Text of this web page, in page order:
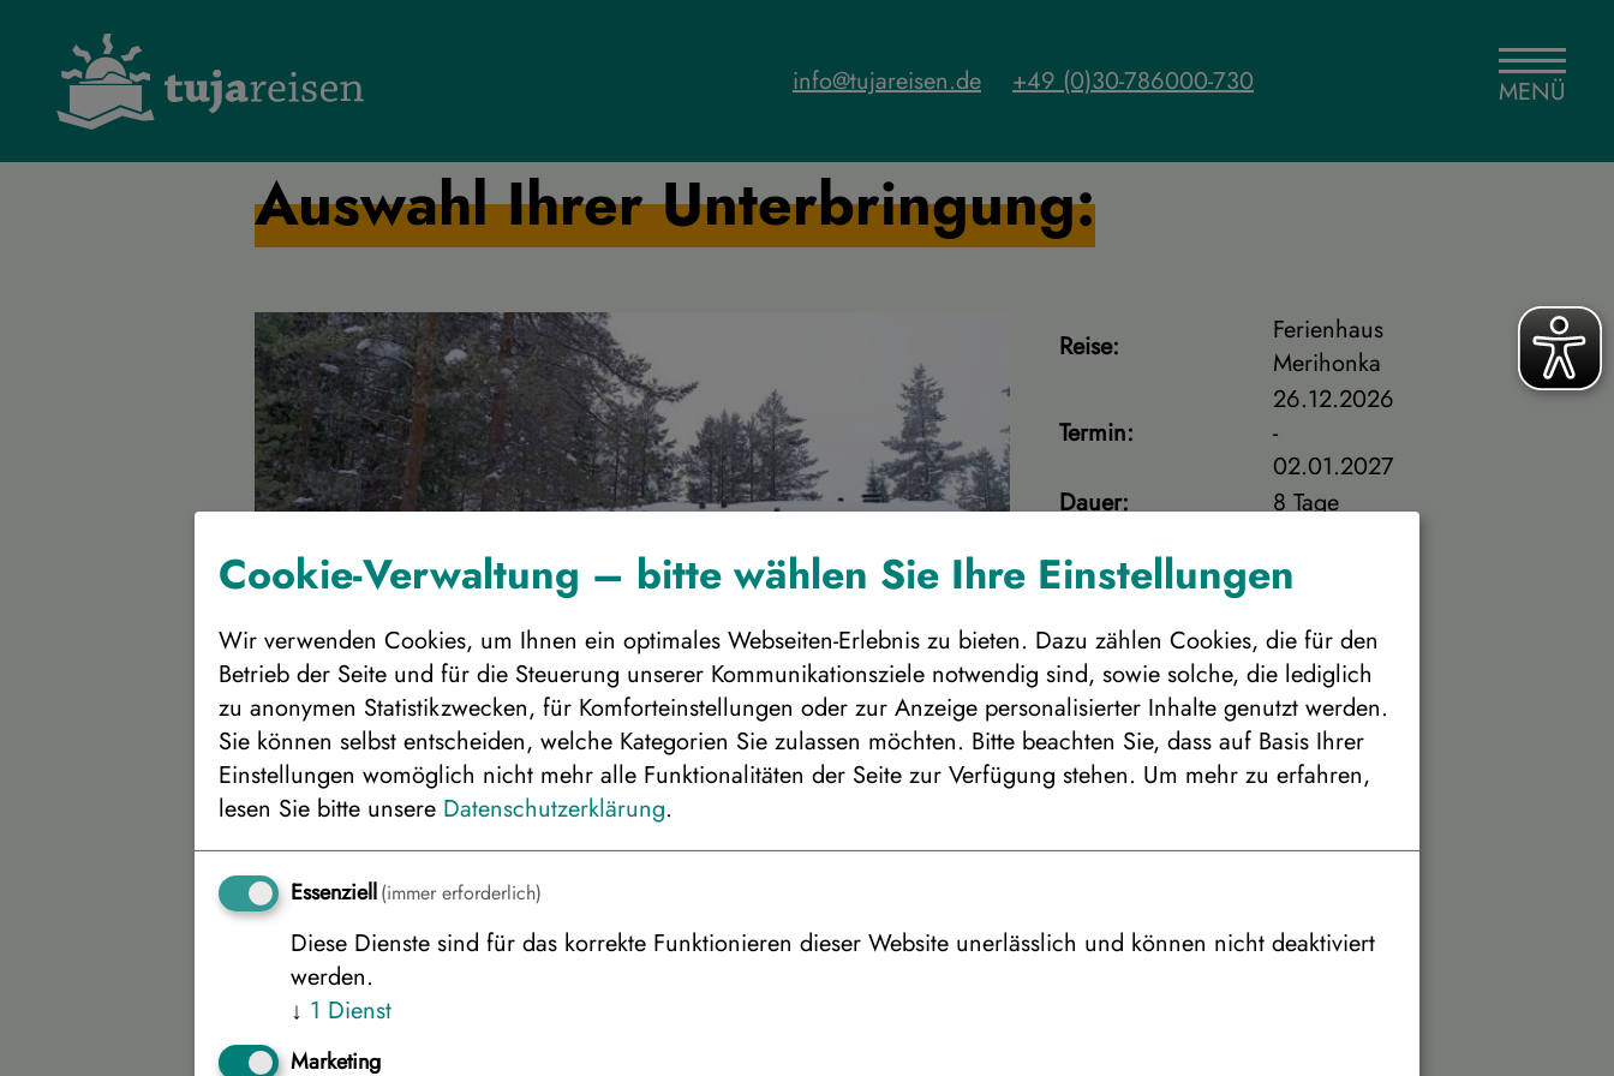
info@tujareisen.de +49 (0)30-786000-730 MENÜ
Auswahl Ihrer Unterbringung:
Reise:
Ferienhaus
Merihonka
Termin:
26.12.2026
-
02.01.2027
Dauer:
8 Tage
Bitte wählen Sie die Personenanzahl für die gewünschte Unterbringung
Unterbringung
Cookie-Verwaltung – bitte wählen Sie Ihre Einstellungen
Wir verwenden Cookies, um Ihnen ein optimales Webseiten-Erlebnis zu bieten. Dazu zählen Cookies, die für den
Betrieb der Seite und für die Steuerung unserer Kommunikationsziele notwendig sind, sowie solche, die lediglich
zu anonymen Statistikzwecken, für Komforteinstellungen oder zur Anzeige personalisierter Inhalte genutzt werden.
Sie können selbst entscheiden, welche Kategorien Sie zulassen möchten. Bitte beachten Sie, dass auf Basis Ihrer
Einstellungen womöglich nicht mehr alle Funktionalitäten der Seite zur Verfügung stehen. Um mehr zu erfahren,
lesen Sie bitte unsere Datenschutzerklärung.
Essenziell(immer erforderlich)
Diese Dienste sind für das korrekte Funktionieren dieser Website unerlässlich und können nicht deaktiviert
werden.
↓ 1 Dienst
Marketing